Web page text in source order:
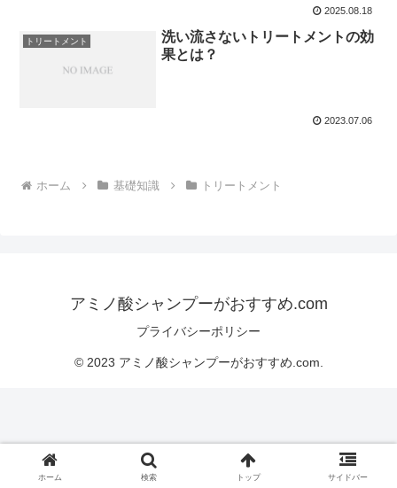
2025.08.18
トリートメント
洗い流さないトリートメントの効
果とは？
2023.07.06
ホーム 基礎知識 トリートメント
アミノ酸シャンプーがおすすめ.com
プライバシーポリシー
© 2023 アミノ酸シャンプーがおすすめ.com.
ホーム 検索 トップ サイドバー